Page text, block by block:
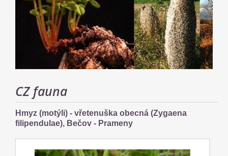
CZ fauna
Hmyz (motýli) - vřetenuška obecná (Zygaena
filipendulae), Bečov - Prameny